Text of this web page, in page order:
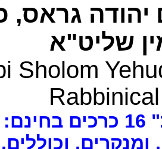
גראס,
שליט"א
Sholom
ומנקרים, וכוללים,